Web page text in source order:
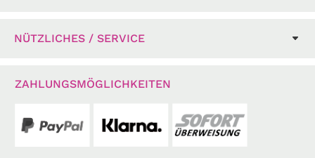
NÜTZLICHES / SERVICE
ZAHLUNGSMÖGLICHKEITEN